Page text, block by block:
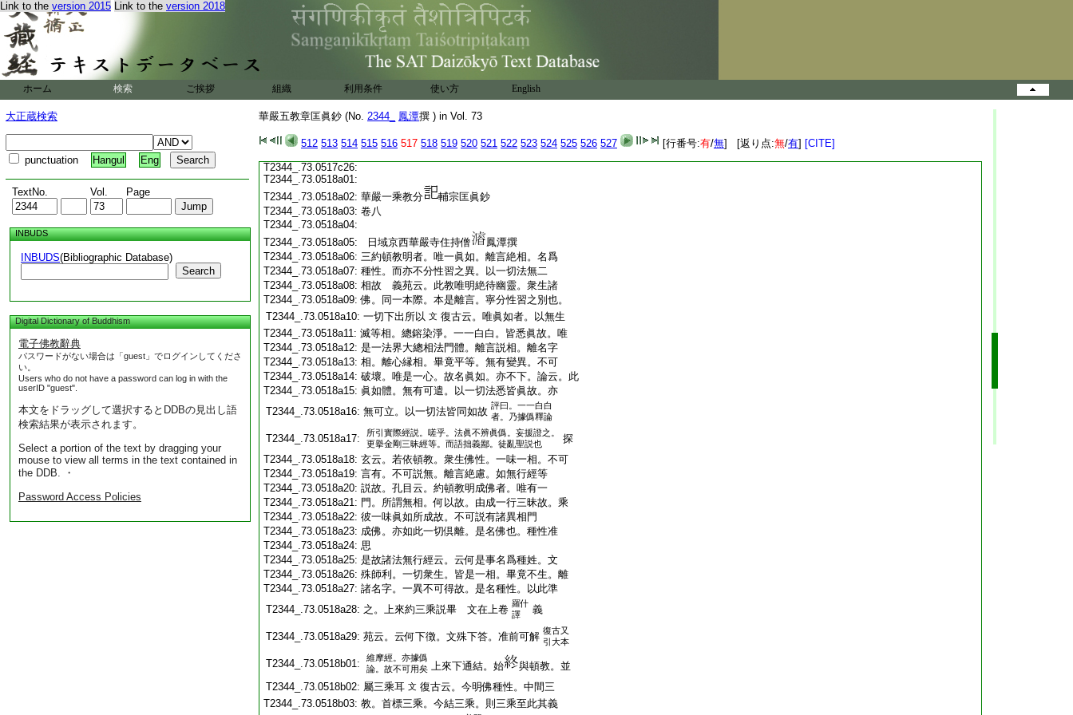
Link to the version 2015 Link to the version 2018
ホーム 検索 ご挨拶 組織 利用条件 使い方 English
大正蔵検索
punctuation Hangul Eng
TextNo. Vol. Page
INBUDS
INBUDS(Bibliographic Database)
Search
Digital Dictionary of Buddhism
電子佛教辭典
パスワードがない場合は「guest」でログインしてくださ
い。
Users who do not have a password can log in with the
userID "guest".
本文をドラッグして選択するとDDBの見出し語
検索結果が表示されます。
Select a portion of the text by dragging your
mouse to view all terms in the text contained in
the DDB. ・
Password Access Policies
華嚴五教章匡眞鈔 (No. 2344_ 鳳潭撰 ) in Vol. 73
512 513 514 515 516 517 518 519 520 521 522 523 524 525 526 527 [行番号:有/無] [返り点:無/有] [CITE]
T2344_.73.0517c13:
T2344_.73.0517c14:
T2344_.73.0517c15:
T2344_.73.0517c16:
T2344_.73.0517c19:
T2344_.73.0517c20:
T2344_.73.0517c22:
T2344_.73.0517c23:
T2344_.73.0517c24:
T2344_.73.0517c26:
T2344_.73.0518a01:
T2344_.73.0518a02: 華嚴一乘教分
輔宗匡眞鈔
T2344_.73.0518a03: 卷八
T2344_.73.0518a04:
T2344_.73.0518a05:
日域京西華嚴寺住持僧
鳳潭撰
T2344_.73.0518a06: 三約頓教明者。唯一眞如。離言絶相。名爲
T2344_.73.0518a07: 種性。而亦不分性習之異。以一切法無二
T2344_.73.0518a08: 相故 義苑云。此教唯明絶待幽靈。衆生諸
T2344_.73.0518a09:佛。同一本際。本是離言。寧分性習之別也。
T2344_.73.0518a10: 一切下出所以 文 復古云。唯眞如者。以無生
T2344_.73.0518a11: 滅等相。總鎔染淨。一一白白。皆悉眞故。唯
T2344_.73.0518a12: 是一法界大總相法門體。離言説相。離名字
T2344_.73.0518a13: 相。離心縁相。畢竟平等。無有變異。不可
T2344_.73.0518a14: 破壞。唯是一心。故名眞如。亦不下。論云。此
T2344_.73.0518a15: 眞如體。無有可遣。以一切法悉皆眞故。亦
T2344_.73.0518a16: 無可立。以一切法皆同如故 評曰。一一白白
者。乃據僞釋論
T2344_.73.0518a17:
所引實際經説。嗟乎。法眞不辨眞僞。妄援證之。
更擧金剛三昧經等。而語拙義鄙。徒亂聖説也
探
T2344_.73.0518a18: 玄云。若依頓教。衆生佛性。一味一相。不可
T2344_.73.0518a19: 言有。不可説無。離言絶慮。如無行經等
T2344_.73.0518a20: 説故。孔目云。約頓教明成佛者。唯有一
T2344_.73.0518a21: 門。所謂無相。何以故。由成一行三昧故。乘
T2344_.73.0518a22: 彼一味眞如所成故。不可説有諸異相門
T2344_.73.0518a23: 成佛。亦如此一切倶離。是名佛也。種性准
T2344_.73.0518a24: 思
T2344_.73.0518a25: 是故諸法無行經云。云何是事名爲種姓。文
T2344_.73.0518a26: 殊師利。一切衆生。皆是一相。畢竟不生。離
T2344_.73.0518a27: 諸名字。一異不可得故。是名種性。以此準
T2344_.73.0518a28: 之。上來約三乘説畢 文在上卷 羅什
譯
義
T2344_.73.0518a29: 苑云。云何下徴。文殊下答。准前可解 復古又
引大本
T2344_.73.0518b01:
維摩經。亦據僞
論。故不可用矣 上來下通結。始
與頓教。並
T2344_.73.0518b02: 屬三乘耳 文 復古云。今明佛種性。中間三
T2344_.73.0518b03: 教。首標三乘。今結三乘。則三乘至此其義